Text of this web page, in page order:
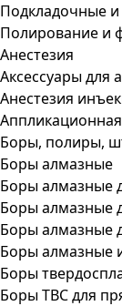
Подкладочные
Полирование и
Анестезия
Аксессуары для
Анестезия
Боры, полиры,
Боры алмазные
Боры алмазные
Боры алмазные
Боры алмазные
Боры алмазные
Боры
Боры ТВС для